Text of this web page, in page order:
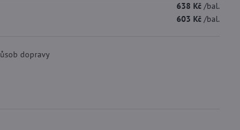
638 Kč /bal.
603 Kč /bal.
dopravy